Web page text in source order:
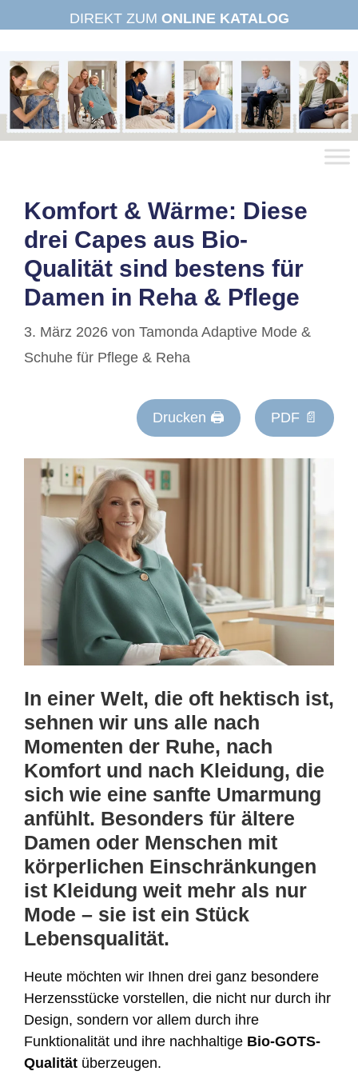
Inhalt
DIREKT ZUM ONLINE KATALOG
Komfort & Wärme: Diese
drei Capes aus Bio-
Qualität sind bestens für
Damen in Reha & Pflege
3. März 2026 von Tamonda Adaptive Mode &
Schuhe für Pflege & Reha
Drucken 🖨 PDF 📄
In einer Welt, die oft hektisch ist,
sehnen wir uns alle nach
Momenten der Ruhe, nach
Komfort und nach Kleidung, die
sich wie eine sanfte Umarmung
anfühlt. Besonders für ältere
Damen oder Menschen mit
körperlichen Einschränkungen
ist Kleidung weit mehr als nur
Mode – sie ist ein Stück
Lebensqualität.
Heute möchten wir Ihnen drei ganz besondere
Herzensstücke vorstellen, die nicht nur durch ihr
Design, sondern vor allem durch ihre
Funktionalität und ihre nachhaltige Bio-GOTS-
Qualität überzeugen.